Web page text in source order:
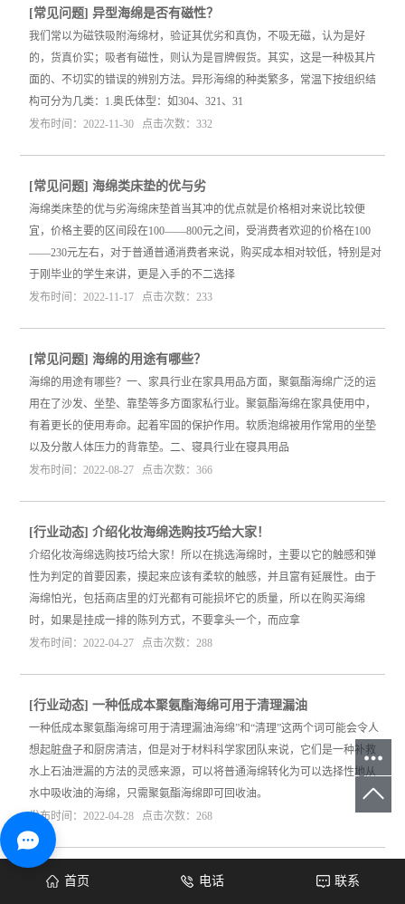
[常见问题]异型海绵是否有磁性？
我们常以为磁铁吸附海绵材，验证其优劣和真伪，不吸无磁，认为是好
的，货真价实；吸者有磁性，则认为是冒牌假货。其实，这是一种极其片
面的、不切实的错误的辨别方法。异形海绵的种类繁多，常温下按组织结
构可分为几类：1.奥氏体型：如304、321、31
发布时间：2022-11-30 点击次数：332
[常见问题]海绵类床垫的优与劣
海绵类床垫的优与劣海绵床垫首当其冲的优点就是价格相对来说比较便
宜，价格主要的区间段在100——800元之间，受消费者欢迎的价格在100
——230元左右，对于普通普通消费者来说，购买成本相对较低，特别是对
于刚毕业的学生来讲，更是入手的不二选择
发布时间：2022-11-17 点击次数：233
[常见问题]海绵的用途有哪些？
海绵的用途有哪些？一、家具行业在家具用品方面，聚氨酯海绵广泛的运
用在了沙发、坐垫、靠垫等多方面家私行业。聚氨酯海绵在家具使用中，
有着更长的使用寿命。起着牢固的保护作用。软质泡绵被用作常用的坐垫
以及分散人体压力的背靠垫。二、寝具行业在寝具用品
发布时间：2022-08-27 点击次数：366
[行业动态]介绍化妆海绵选购技巧给大家！
介绍化妆海绵选购技巧给大家！所以在挑选海绵时，主要以它的触感和弹
性为判定的首要因素，摸起来应该有柔软的触感，并且富有延展性。由于
海绵怕光，包括商店里的灯光都有可能损坏它的质量，所以在购买海绵
时，如果是挂成一排的陈列方式，不要拿头一个，而应拿
发布时间：2022-04-27 点击次数：288
[行业动态]一种低成本聚氨酯海绵可用于清理漏油
一种低成本聚氨酯海绵可用于清理漏油海绵”和“清理”这两个词可能会令人
想起脏盘子和厨房清洁，但是对于材料科学家团队来说，它们是一种补救
水上石油泄漏的方法的灵感来源，可以将普通海绵转化为可以选择性地从
水中吸收油的海绵，只需聚氨酯海绵即可回收油。
发布时间：2022-04-28 点击次数：268
行业动态] 海绵厂的用途有哪些？
首页 电话 联系